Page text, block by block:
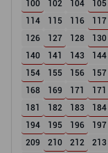
100
102 104 105
114
115 116 117
126
127 128 130
140
141 143 144
154
155 156 157
168
169 171 171
181
182 183 184
194
195 196 197
209
210 212 213